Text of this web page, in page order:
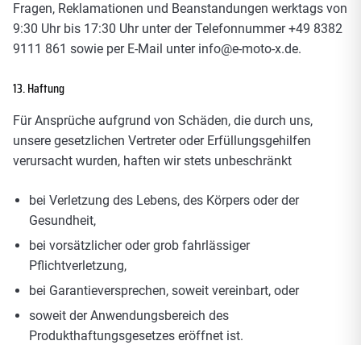
Fragen, Reklamationen und Beanstandungen werktags von
9:30 Uhr bis 17:30 Uhr unter der Telefonnummer +49 8382
9111 861 sowie per E-Mail unter info@e-moto-x.de.
13. Haftung
Für Ansprüche aufgrund von Schäden, die durch uns,
unsere gesetzlichen Vertreter oder Erfüllungsgehilfen
verursacht wurden, haften wir stets unbeschränkt
bei Verletzung des Lebens, des Körpers oder der
Gesundheit,
bei vorsätzlicher oder grob fahrlässiger
Pflichtverletzung,
bei Garantieversprechen, soweit vereinbart, oder
soweit der Anwendungsbereich des
Produkthaftungsgesetzes eröffnet ist.